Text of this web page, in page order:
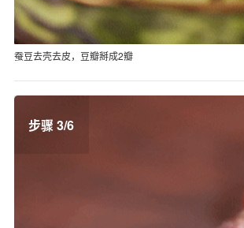
蚕豆去壳去皮，豆瓣掰成2瓣
步骤 3/6